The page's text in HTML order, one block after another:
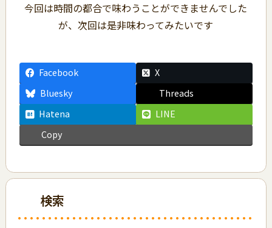
今回は時間の都合で味わうことができませんでした
が、次回は是非味わってみたいです
Facebook
X
Bluesky
Threads
Hatena
LINE
Copy
検索